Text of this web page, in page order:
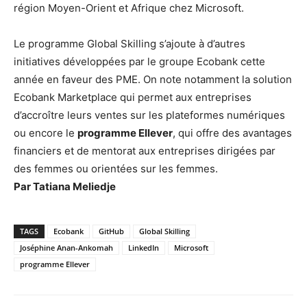
région Moyen-Orient et Afrique chez Microsoft.
Le programme Global Skilling s’ajoute à d’autres
initiatives développées par le groupe Ecobank cette
année en faveur des PME. On note notamment la solution
Ecobank Marketplace qui permet aux entreprises
d’accroître leurs ventes sur les plateformes numériques
ou encore le programme Ellever, qui offre des avantages
financiers et de mentorat aux entreprises dirigées par
des femmes ou orientées sur les femmes.
Par Tatiana Meliedje
TAGS Ecobank GitHub
Global Skilling
Joséphine Anan-Ankomah
LinkedIn
Microsoft
programme Ellever